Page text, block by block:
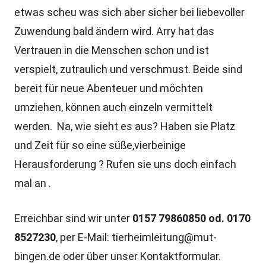
etwas scheu was sich aber sicher bei liebevoller
Zuwendung bald ändern wird. Arry hat das
Vertrauen in die Menschen schon und ist
verspielt, zutraulich und verschmust. Beide sind
bereit für neue Abenteuer und möchten
umziehen, können auch einzeln vermittelt
werden. Na, wie sieht es aus? Haben sie Platz
und Zeit für so eine süße,vierbeinige
Herausforderung ? Rufen sie uns doch einfach
mal an .
Erreichbar sind wir unter 0157 79860850 od. 0170
8527230, per E-Mail: tierheimleitung@mut-
bingen.de oder über unser Kontaktformular.